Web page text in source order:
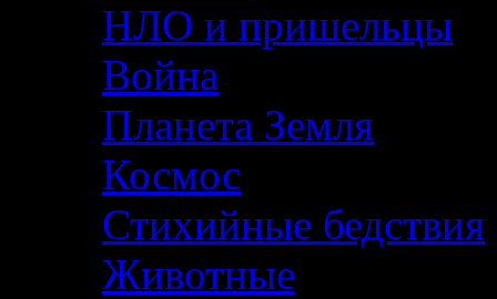
НЛО и пришельцы
Война
Планета Земля
Космос
Стихийные бедствия
Животные